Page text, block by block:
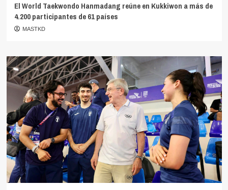
El World Taekwondo Hanmadang reúne en Kukkiwon a más de
4.200 participantes de 61 países
MASTKD